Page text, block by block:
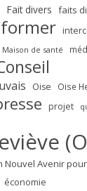
Fait divers faits
Maison de santé
Oise Oise
projet
Nouvel Avenir
économie